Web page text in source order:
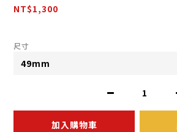
NT$1,300
尺寸
加入購物車